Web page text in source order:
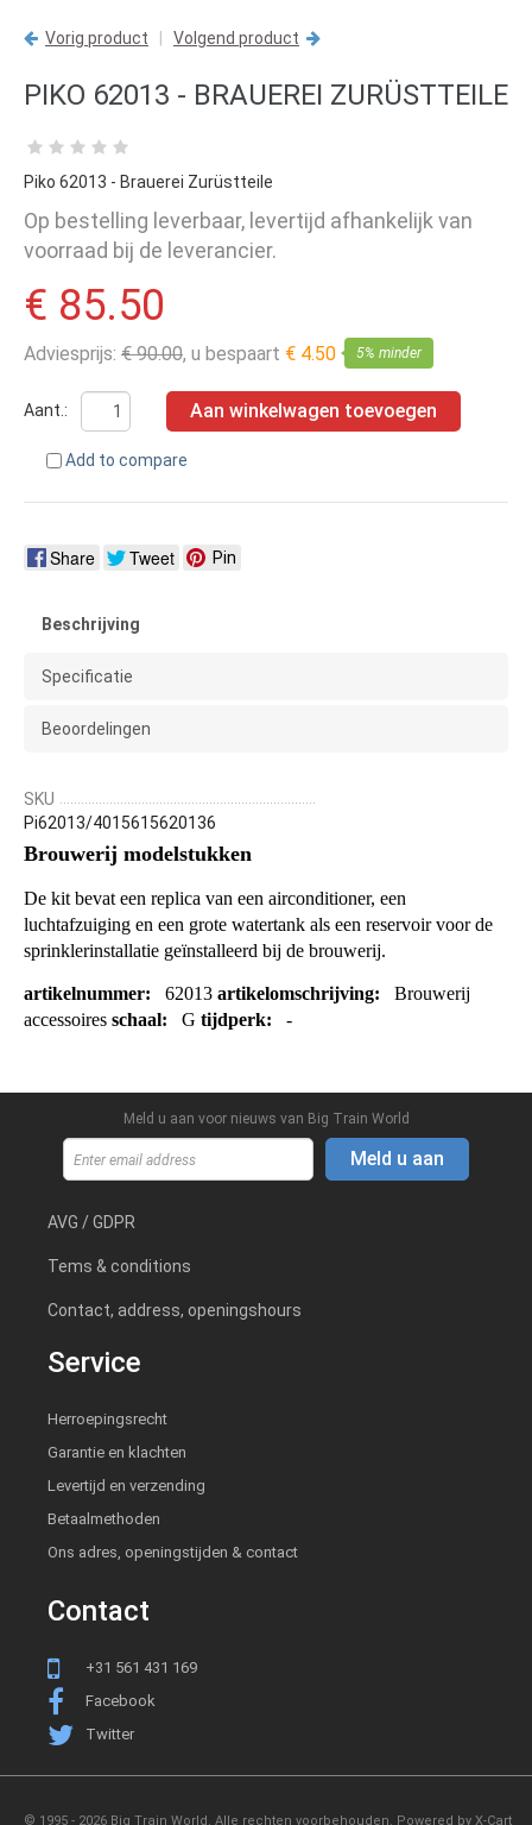
Vorig product Volgend product
PIKO 62013 - BRAUEREI ZURÜSTTEILE
Piko 62013 - Brauerei Zurüstteile
Op bestelling leverbaar, levertijd afhankelijk van
voorraad bij de leverancier.
€ 85.50
Adviesprijs: € 90.00, u bespaart € 4.50 5% minder
Aant.: Aan winkelwagen toevoegen
Add to compare
Share Tweet Pin
Beschrijving
Specificatie
Beoordelingen
SKU
Pi62013/4015615620136
Brouwerij modelstukken
De kit bevat een replica van een airconditioner, een
luchtafzuiging en een grote watertank als een reservoir voor de
sprinklerinstallatie geïnstalleerd bij de brouwerij.
artikelnummer: 62013 artikelomschrijving: Brouwerij
accessoires schaal: G tijdperk: -
Meld u aan voor nieuws van Big Train World
Meld u aan
AVG / GDPR
Tems & conditions
Contact, address, openingshours
Service
Herroepingsrecht
Garantie en klachten
Levertijd en verzending
Betaalmethoden
Ons adres, openingstijden & contact
Contact
+31 561 431 169
Facebook
Twitter
© 1995 - 2026 Big Train World. Alle rechten voorbehouden. Powered by X-Cart